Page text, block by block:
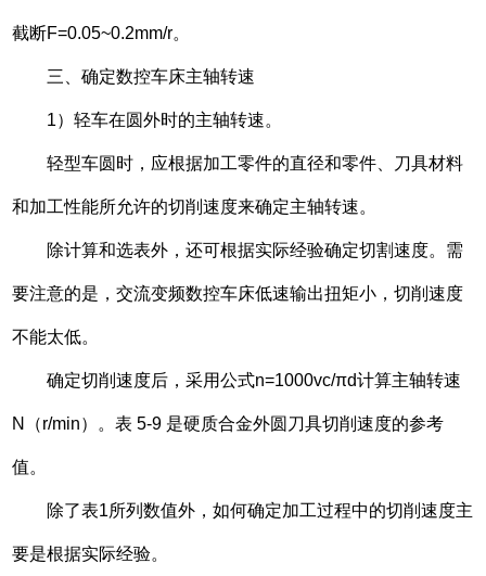
截断F=0.05~0.2mm/r。
三、确定数控车床主轴转速
1）轻车在圆外时的主轴转速。
轻型车圆时，应根据加工零件的直径和零件、刀具材料
和加工性能所允许的切削速度来确定主轴转速。
除计算和选表外，还可根据实际经验确定切割速度。需
要注意的是，交流变频数控车床低速输出扭矩小，切削速度
不能太低。
确定切削速度后，采用公式n=1000vc/πd计算主轴转速
N（r/min）。表 5-9 是硬质合金外圆刀具切削速度的参考
值。
除了表1所列数值外，如何确定加工过程中的切削速度主
要是根据实际经验。